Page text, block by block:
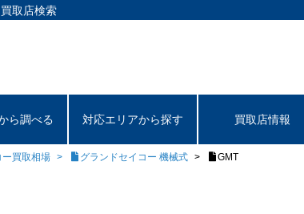
取店検索
ら調べる 対応エリアから探す 買取店情報
ー買取相場 グランドセイコー 機械式 GMT